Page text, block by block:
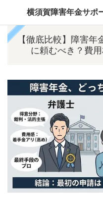
横須賀障害年金サポ
【徹底比較】障害
に頼むべき？費